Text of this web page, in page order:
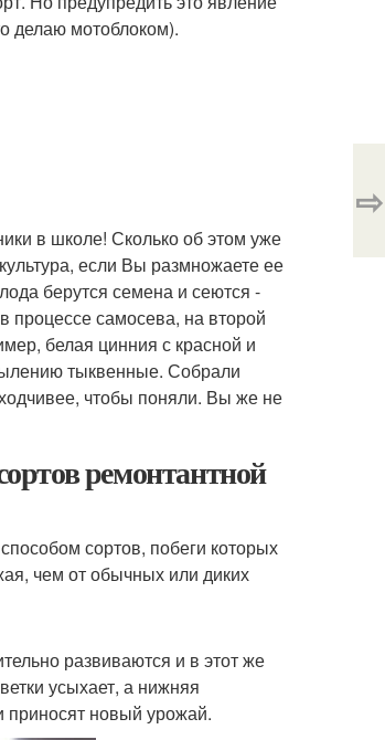
делаю мотоблоком).
в школе! Сколько об этом уже
если Вы размножаете ее
берутся семена и сеются -
процессе самосева, на второй
белая цинния с красной и
тыквенные. Собрали
чтобы поняли. Вы же не
ремонтантной
сортов, побеги которых
чем от обычных или диких
развиваются и в этот же
усыхает, а нижняя
приносят новый урожай.
⇨